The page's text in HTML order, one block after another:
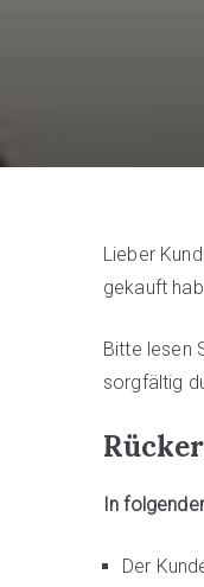
Lieber
gekauft
Bitte lesen
sorgfältig
In
Der